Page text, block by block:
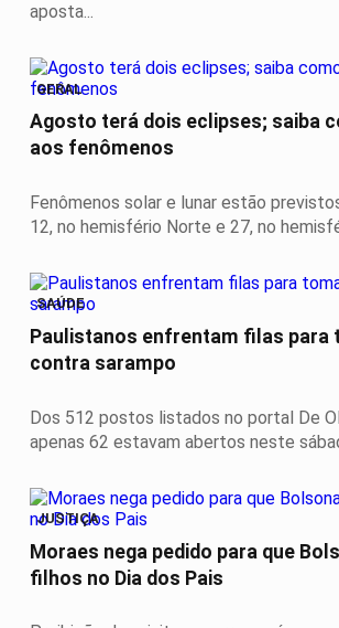
aposta...
GERAL
Agosto terá dois eclipses; saiba
aos fenômenos
Fenômenos solar e lunar estão
12, no hemisfério Norte e 27, no
SAÚDE
Paulistanos enfrentam filas para
contra sarampo
Dos 512 postos listados no portal De
apenas 62 estavam abertos neste
JUSTIÇA
Moraes nega pedido para que
filhos no Dia dos Pais